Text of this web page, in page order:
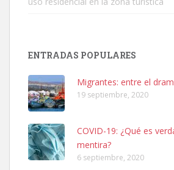
Leales.org » Gran Canaria
ENTRADAS POPULARES
Migrantes: entre el
19 septiembre, 2020
COVID-19: ¿Qué es
mentira?
6 septiembre, 2020